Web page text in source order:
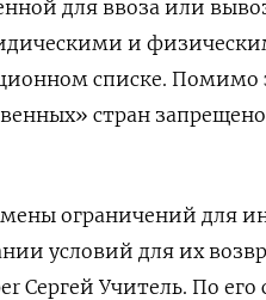
для ввоза или
и
списке. Помимо
стран запрещено
ограничений для
условий для их
Сергей Учитель. По